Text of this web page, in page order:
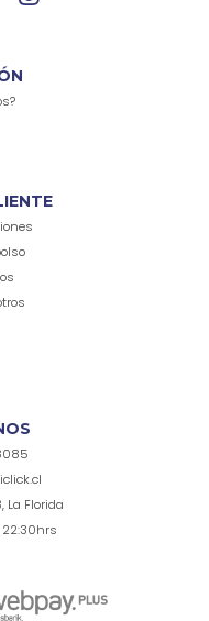
La Florida
22:30hrs